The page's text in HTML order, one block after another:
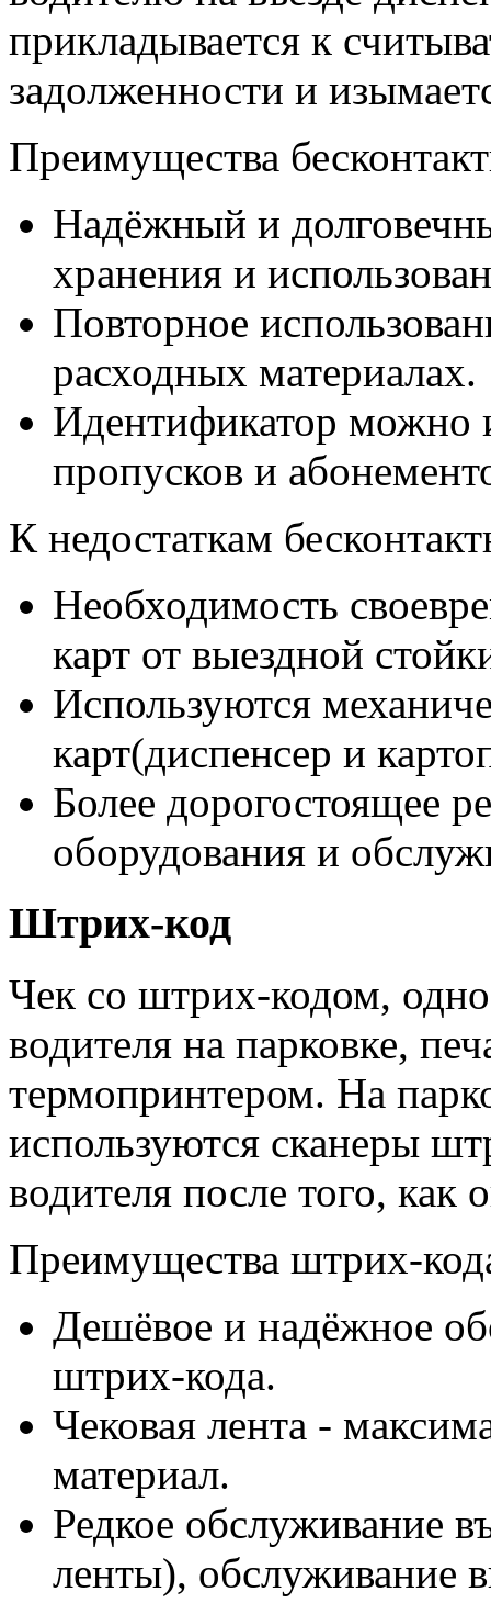
прикладывается к
задолженности и
Преимущества
Надёжный и
хранения и
Повторное
расходных материалах.
Идентификатор можно
пропусков и
К недостаткам
Необходимость
карт от выездной
Используются
карт(диспенсер и
Более дорогостоящее
оборудования и
Штрих-код
Чек со штрих-кодом,
водителя на парковке,
термопринтером. На
используются сканеры
водителя после того, как
Преимущества штрих-
Дешёвое и надёжное
штрих-кода.
Чековая лента -
материал.
Редкое обслуживание
ленты), обслуживание